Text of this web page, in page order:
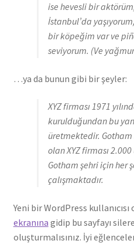
ise hevesli bir
İstanbul’da
bir köpeğim var ve
seviyorum. (Ve
…ya da bunun gibi bir şeyler:
XYZ firması 1971
kurulduğundan bu
üretmektedir. Gotham
olan XYZ firması
Gotham şehri için her
çalışmaktadır.
Yeni bir WordPress
ekranına gidip bu sayfayı
oluşturmalısınız. İyi